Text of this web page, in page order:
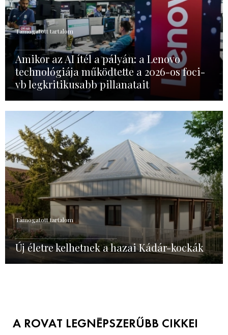
Támogatott tartalom
Amikor az AI ítél a pályán: a Lenovo
technológiája működtette a 2026-os foci-
vb legkritikusabb pillanatait
Támogatott tartalom
Új életre kelhetnek a hazai Kádár-kockák
A ROVAT LEGNÉPSZERŰBB CIKKEI